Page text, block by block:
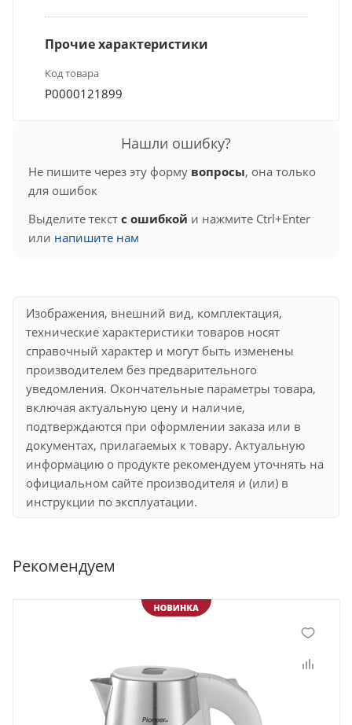
Прочие характеристики
Код товара
Р0000121899
Нашли ошибку?
Не пишите через эту форму вопросы, она только
для ошибок
Выделите текст с ошибкой и нажмите Ctrl+Enter
или напишите нам
Изображения, внешний вид, комплектация,
технические характеристики товаров носят
справочный характер и могут быть изменены
производителем без предварительного
уведомления. Окончательные параметры товара,
включая актуальную цену и наличие,
подтверждаются при оформлении заказа или в
документах, прилагаемых к товару. Актуальную
информацию о продукте рекомендуем уточнять на
официальном сайте производителя и (или) в
инструкции по эксплуатации.
Рекомендуем